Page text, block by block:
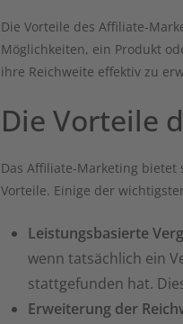
Die Vorteile des Affiliate-
Möglichkeiten, ein Produkt
ihre Reichweite effektiv zu
Die Vorteile
Das Affiliate-Marketing
Vorteile. Einige der
Leistungsbasierte
wenn tatsächlich ein
stattgefunden hat.
Erweiterung der